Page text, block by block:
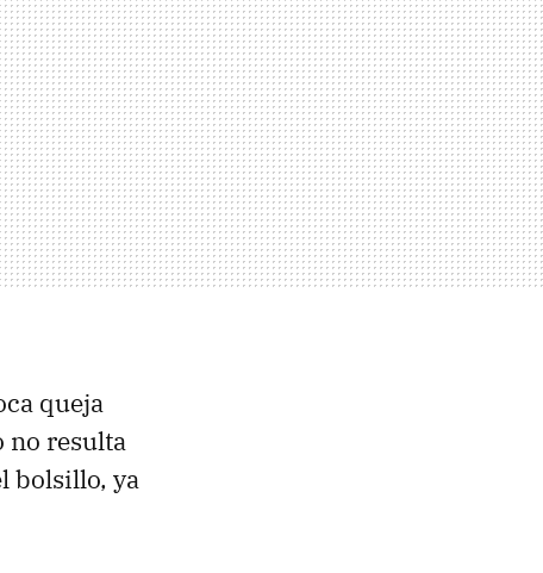
queja
no resulta
bolsillo, ya